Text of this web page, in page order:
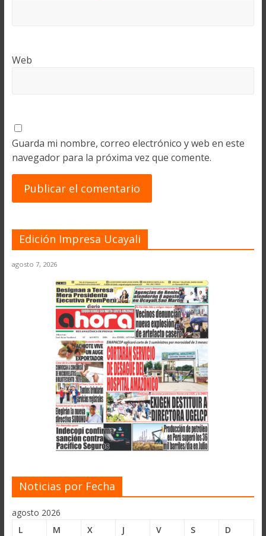
Web
Guarda mi nombre, correo electrónico y web en este
navegador para la próxima vez que comente.
Edición Impresa Ucayali
agosto 7, 2026
Noticias por Fecha
agosto 2026
L
M X J V S
D